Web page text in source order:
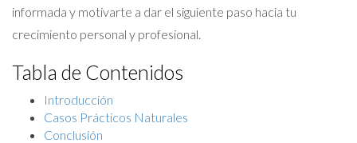
informada y motivarte a dar el siguiente paso hacia tu
crecimiento personal y profesional.
Tabla de Contenidos
Introducción
Casos Prácticos Naturales
Conclusión